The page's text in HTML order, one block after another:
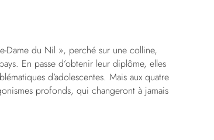
Dame du Nil », perché sur une colline,
En passe d’obtenir leur diplôme, elles
d’adolescentes. Mais aux quatre
profonds, qui changeront à jamais